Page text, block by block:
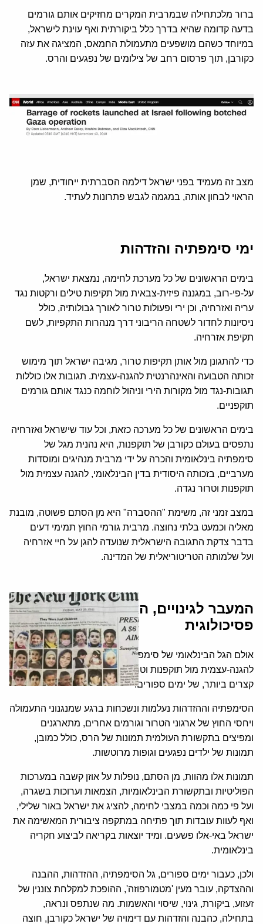
ברור מלכתחילה שבמרבית המקרים מחזיקים אותם גורמים
בדעה קדומה שהיא בדרך כלל ביקורתית ואף עוינת לישראל,
במיוחד כשהם מושפעים מתעמולת החמאס, המציגה את עזה
כקורבן, תוך פרסום רחב של צילומים של נפגעים והרס.
מצב זה מעמיד בפני ישראל דילמה הסברתית ייחודית, שמן
הראוי לבחון אותה, במגמה לגבש פתרונות לעתיד.
ימי סימפתיה והזדהות
בימים הראשונים של כל מערכת לחימה, נמצאת ישראל,
על-פי-רוב, במגננה פיזית-צבאית מול תקיפות טילים ורקטות נגד
עריה ואזרחיה, וכן ירי ופעולות טרור לאורך גבולותיה, כולל
ניסיונות לחדור לשטחה הריבוני דרך מנהרות התקפיות, לשם
תקיפת אזרחיה.
כדי להתגונן מול אותן תקיפות טרור, מגיבה ישראל תוך מימוש
זכותה הטבועה והאינהרנטית להגנה-עצמית. תגובות אלו כוללות
תגובות-נגד מול מקורות הירי וניהול לוחמה כנגד אותם גורמים
תוקפניים.
בימים הראשונים של כל מערכה כזאת, וכל עוד שישראל ואזרחיה
נתפסים בעולם כקורבן של תוקפנות, היא נהנית מגל של
סימפתיה בינלאומית והכרה על ידי מרבית מנהיגים ומוסדות
מערביים, בזכותה היסודית בדין הבינלאומי, להגנה עצמית מול
תוקפנות וטרור נגדה.
במצב זמני זה, משימת "ההסברה" היא מן הסתם פשוטה, מובנת
מאליה וכמעט בלתי נחוצה. מרבית גורמי החוץ תמימי דעים
בדבר צדקת התגובה הישראלית שנועדה להגן על חיי אזרחיה
ועל שלמותה הטריטוריאלית של המדינה.
המעבר לגינויים, האשמות ולוחמה
פסיכולוגית
אולם הגל הבינלאומי של סימפתיה והכרה בזכותה של ישראל
להגנה-עצמית מול תוקפנות וטרור הוא קצר-מועד, עם חיי-מדף
קצרים ביותר, של ימים ספורים.
הסימפתיה וההזדהות נעלמות ונשכחות ברגע שמנגנוני התעמולה
ויחסי החוץ של ארגוני הטרור וגורמים אחרים, מתארגנים
ומפיצים בתקשורת העולמית תמונות של הרס, כולל כמובן,
תמונות של ילדים נפגעים וגופות מרוטשות.
תמונות אלו מהוות, מן הסתם, נופלות על אוזן קשבה במערכות
הפוליטיות ובתקשורת הבינלאומיות, הצמאות וערוכות בשגרה,
ועל פי כמה וכמה במצבי לחימה, להציג את ישראל באור שלילי,
ואף לעוות עובדות תוך פתיחה במתקפה ציבורית המאשימה את
ישראל באי-אלו פשעים. ומיד יוצאות בקריאה לביצוע חקריה
בינלאומית.
ולכן, כעבור ימים ספורים, גל הסימפתיה, ההזדהות, ההבנה
וההצדקה, עובר מעין 'מטמורפוזה', ההופכת למקלחת צוננין של
זעזוע, ביקורת, גינוי, שיסוי והאשמות. מה שנתפס ונראה,
בתחילה, כהבנה והזדהות עם דימויה של ישראל כקורבן, חוצה